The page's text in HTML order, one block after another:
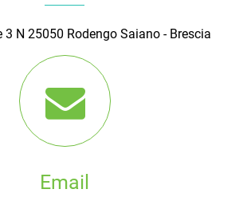
3 N 25050 Rodengo Saiano - Brescia
Email